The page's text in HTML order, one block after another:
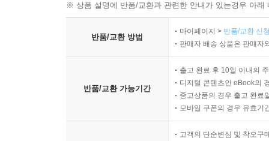
※ 상품 설명에 반품/교환과 관련한 안내가 있는경우 아
반품/교환 방법
마이페이지 > 반품/교환 신
판매자 배송 상품은 판매자
반품/교환 가능기간
출고 완료 후 10일 이내의
디지털 콘텐츠인 eBook의
중고상품의 경우 출고 완료
모바일 쿠폰의 경우 유효기
고객의 단순변심 및 착오구